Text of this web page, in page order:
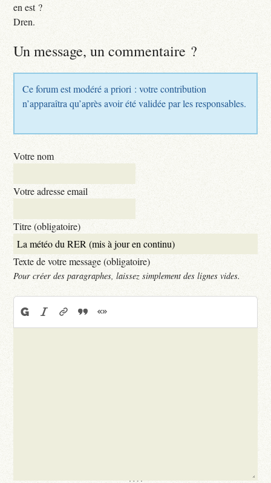
en est ?
Dren.
Un message, un commentaire ?
Ce forum est modéré a priori : votre contribution
n’apparaîtra qu’après avoir été validée par les responsables.
Votre nom
Votre adresse email
Titre (obligatoire)
Texte de votre message (obligatoire)
Pour créer des paragraphes, laissez simplement des lignes vides.